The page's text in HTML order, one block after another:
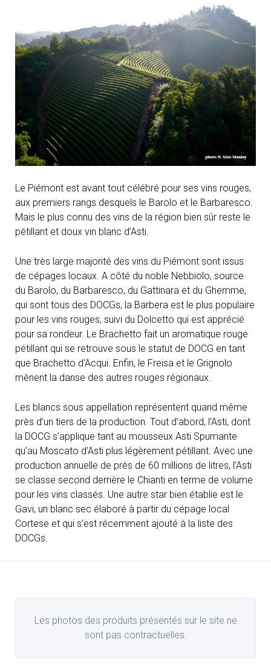
Le Piémont est avant tout célébré pour ses vins rouges,
aux premiers rangs desquels le Barolo et le Barbaresco.
Mais le plus connu des vins de la région bien sûr reste le
pétillant et doux vin blanc d’Asti.
Une très large majorité des vins du Piémont sont issus
de cépages locaux. A côté du noble Nebbiolo, source
du Barolo, du Barbaresco, du Gattinara et du Ghemme,
qui sont tous des DOCGs, la Barbera est le plus populaire
pour les vins rouges, suivi du Dolcetto qui est apprécié
pour sa rondeur. Le Brachetto fait un aromatique rouge
pétillant qui se retrouve sous le statut de DOCG en tant
que Brachetto d’Acqui. Enfin, le Freisa et le Grignolo
mènent la danse des autres rouges régionaux.
Les blancs sous appellation représentent quand même
près d’un tiers de la production. Tout d’abord, l’Asti, dont
la DOCG s’applique tant au mousseux Asti Spumante
qu’au Moscato d’Asti plus légèrement pétillant. Avec une
production annuelle de près de 60 millions de litres, l’Asti
se classe second derrière le Chianti en terme de volume
pour les vins classés. Une autre star bien établie est le
Gavi, un blanc sec élaboré à partir du cépage local
Cortese et qui s’est récemment ajouté à la liste des
DOCGs.
Les photos des produits présentés sur le site ne
sont pas contractuelles.